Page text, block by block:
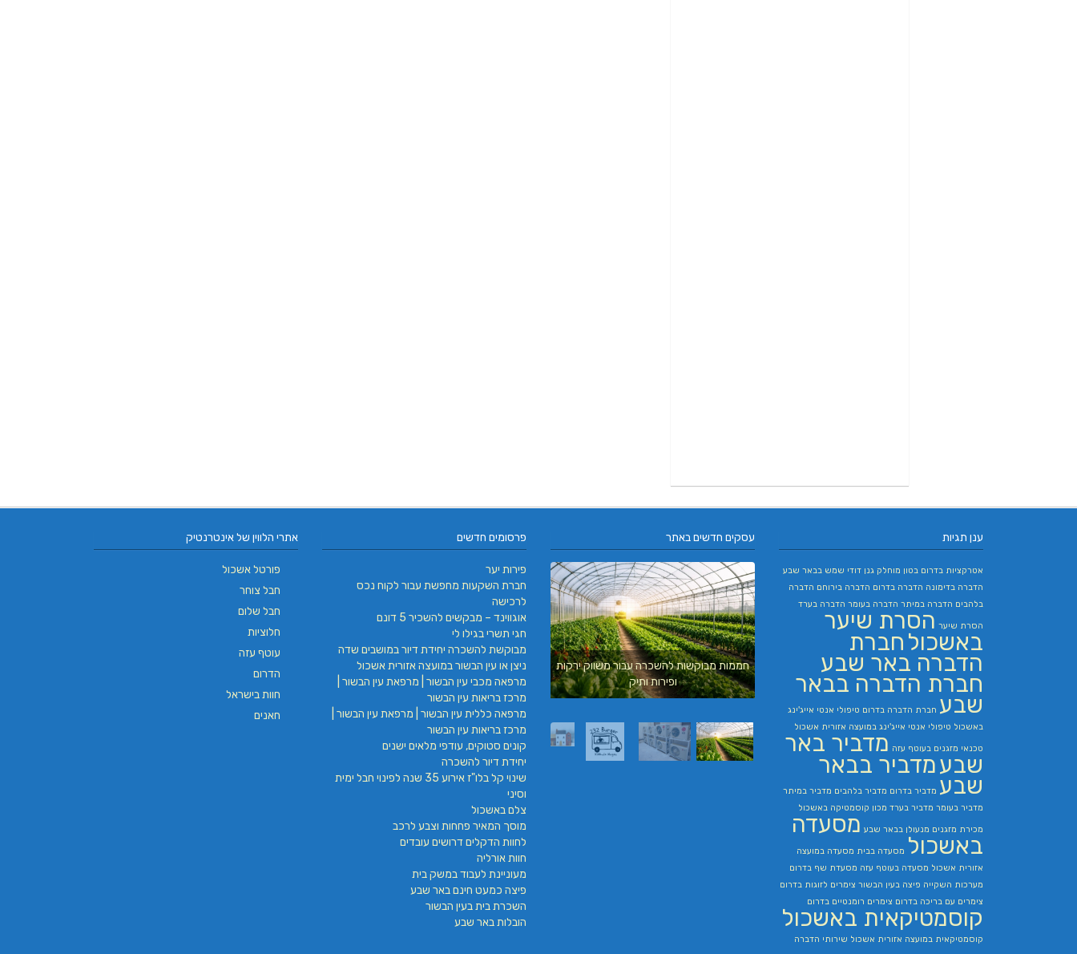
אתרי הלווין של אינטרנטיק
פורטל אשכול
חבל צוחר
חבל שלום
חלוציות
עוטף עזה
הדרום
חוות בישראל
חאנים
פרסומים חדשים
פירות יער
חברת השקעות מחפשת עבור לקוח נכס
לרכישה
אוגווינד – מבקשים להשכיר 5 דונם
חגי תשרי בגילו לי
מבוקשת להשכרה יחידת דיור במושבים שדה
ניצן או עין הבשור במועצה אזורית אשכול
מרפאה מכבי עין הבשור | מרפאת עין הבשור |
מרכז בריאות עין הבשור
מרפאה כללית עין הבשור | מרפאת עין הבשור |
מרכז בריאות עין הבשור
קונים סטוקים, עודפי מלאים ישנים
יחידת דיור להשכרה
שינוי קל בלו"ז אירוע 35 שנה לפינוי חבל ימית
וסיני
צלם באשכול
מוסך המאיר פחחות וצבע לרכב
לחוות הדקלים דרושים עובדים
חוות אורליה
מעוניינת לעבוד במשק בית
פיצה כמעט חינם באר שבע
השכרת בית בעין הבשור
הובלות באר שבע
עסקים חדשים באתר
חממות מבוקשות להשכרה עבור משווק ירקות
ופירות ותיק
עילאי מיזוג אוויר | טכנאי מזגנים | מתקין מזגנים
| תיקון מזגנים
ענן תגיות
אטרקציות בדרום בטון מוחלק גנן דודי שמש בבאר שבע
הדברה בדימונה הדברה בדרום הדברה בירוחם הדברה
בלהבים הדברה במיתר הדברה בעומר הדברה בערד
הסרת שיער הסרת שיער
באשכול חברת
הדברה באר שבע
חברת הדברה בבאר
שבע חברת הדברה בדרום טיפולי אנטי אייג'ינג
באשכול טיפולי אנטי אייג'ינג במועצה אזורית אשכול
טכנאי מזגנים בעוטף עזה מדביר באר
שבעמדביר בבאר
שבע מדביר בדרום מדביר בלהבים מדביר במיתר
מדביר בעומר מדביר בערד מכון קוסמטיקה באשכול
מכירת מזגנים מנעולן בבאר שבע מסעדה
באשכול מסעדה בבית מסעדה במועצה
אזורית אשכול מסעדה בעוטף עזה מסעדת שף בדרום
מערכות השקייה פיצה בעין הבשור צימרים לזוגות בדרום
צימרים עם בריכה בדרום צימרים רומנטיים בדרום
קוסמטיקאית באשכול
קוסמטיקאית במועצה אזורית אשכול שירותי הדברה